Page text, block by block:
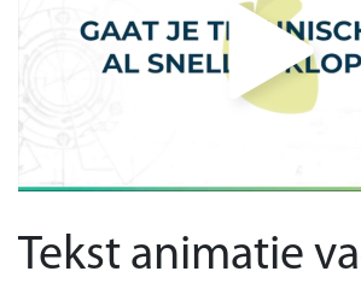
Tekst animatie